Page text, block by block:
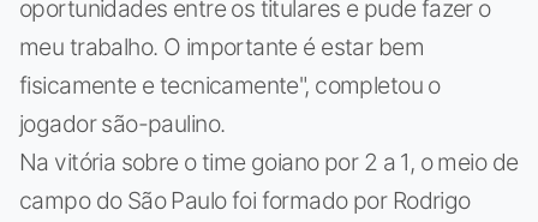
oportunidades entre os titulares e pude fazer o
meu trabalho. O importante é estar bem
fisicamente e tecnicamente", completou o
jogador são-paulino.
Na vitória sobre o time goiano por 2 a 1, o meio de
campo do São Paulo foi formado por Rodrigo